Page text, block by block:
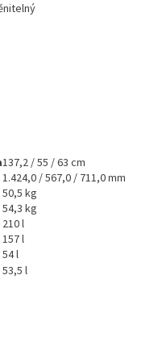
137,2 / 55 / 63 cm
1.424,0 / 567,0 / 711,0 mm
50,5 kg
54,3 kg
210 l
157 l
54 l
53,5 l